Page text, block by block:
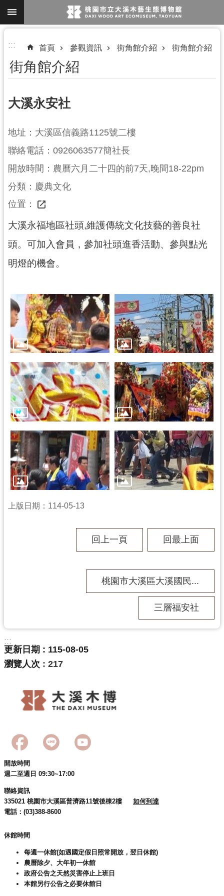
跳到主要內容區塊
階
搜
尋
參
資
訊
展
覽
便
民
服
研
究
學
習
資
源
認
識
木
博
訊
息
公
告
志
創
商
品
導
覽
市
政
信
箱
市
::: 首頁 參觀資訊 街角館介紹 街角館介紹
街角館介紹
大溪永安社
地址：大溪區信義路1125號二樓
聯絡電話：0926063577簡社長
開放時間：農曆六月二十四的前7天,晚間18-22pm
分類：慶典文化
位置：
大溪永福地區社頭,維護傳統文化技藝的善良社
頭。可加入會員，參加社頭進香活動、參與點光
明燈的機會。
上版日期：114-05-13
回上一頁 回最上面
桃園市大溪區大溪國民...
三層福安社
:::
更新日期
115-08-05
瀏覽人次
217
開放時間
週二至週日 09:30~17:00
聯絡資訊
335021 桃園市大溪區普濟路11號後棟2樓
如何到達
電話：(03)388-8600
休館時間
每週一休館(如遇國定假日照常開放，翌日休館)
農曆除夕、大年初一休館
政府公告之天然災害停止上班日
本館另行公告之必要休館日